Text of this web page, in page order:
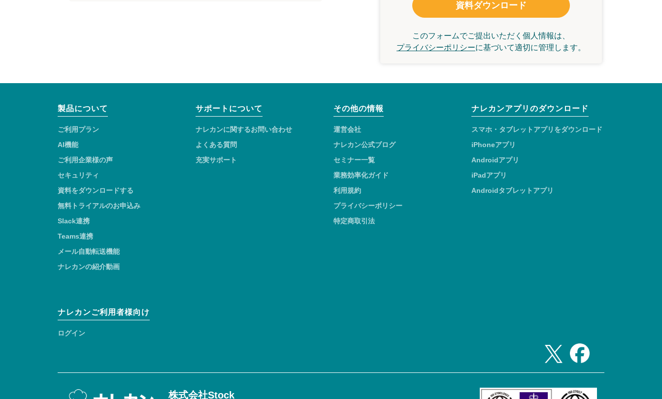
資料ダウンロード
このフォームでご提出いただく個人情報は、
プライバシーポリシーに基づいて適切に管理します。
製品について
ご利用プラン
AI機能
ご利用企業様の声
セキュリティ
資料をダウンロードする
無料トライアルのお申込み
Slack連携
Teams連携
メール自動転送機能
ナレカンの紹介動画
サポートについて
ナレカンに関するお問い合わせ
よくある質問
充実サポート
その他の情報
運営会社
ナレカン公式ブログ
セミナー一覧
業務効率化ガイド
利用規約
プライバシーポリシー
特定商取引法
ナレカンアプリのダウンロード
スマホ・タブレットアプリをダウンロード
iPhoneアプリ
Androidアプリ
iPadアプリ
Androidタブレットアプリ
ナレカンご利用者様向け
ログイン
株式会社Stock